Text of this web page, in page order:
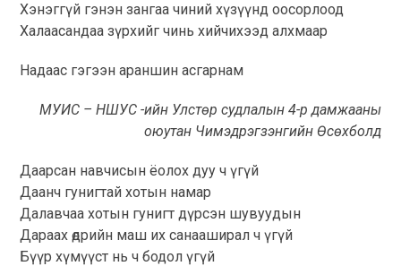
Хэнэггүй гэнэн зангаа чиний хүзүүнд оосорлоод
Халаасандаа зүрхийг чинь хийчихээд алхмаар
Надаас гэгээн араншин асгарнам
МУИС – НШУС -ийн Улстөр судлалын 4-р дамжааны
оюутан Чимэдрэгзэнгийн Өсөхболд
Даарсан навчисын ёолох дуу ч үгүй
Даанч гунигтай хотын намар
Далавчаа хотын гунигт дүрсэн шувуудын
Дараах өдрийн маш их санааширал ч үгүй
Бүүр хүмүүст нь ч бодол үгүй